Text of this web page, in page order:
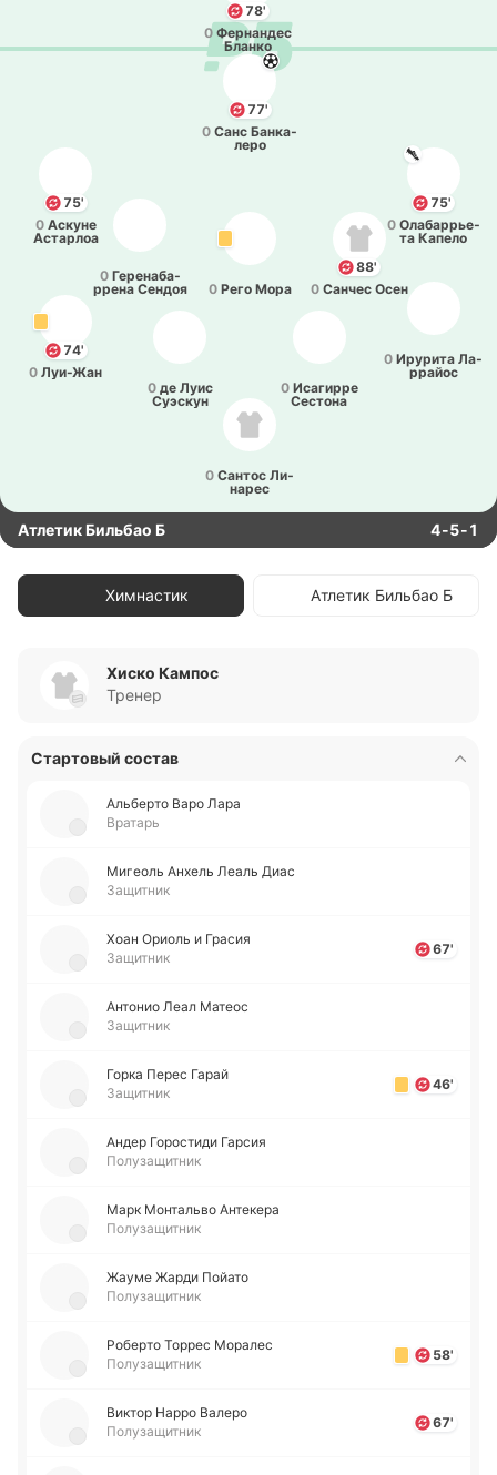
78'
0 Фе­рна­ндес
Бланко
0 Сантос Ли­
на­рес
0 Иру­ри­та Ла­
ррайос
74'
0 Луи­-Жан
0 де Луис
Суэ­скун
0 Иса­ги­рре
Се­сто­на
75'
0 Аскуне
Аста­рлоа
0 Ге­ре­на­ба­
рре­на Сендоя
75'
0 Ола­ба­ррье­
та Капело
0 Рего Мора
88'
0 Санчес Осен
77'
0 Санс Ба­нка­
ле­ро
Атлетик Бильбао Б 4-5-1
Химнастик Атлетик Бильбао Б
Хиско Кампос
Тренер
Стартовый состав
Альбе­рто Варо Лара
Вратарь
Ми­геоль Анхель Леаль Диас
Защитник
Хоан Ориоль и Грасия
Защитник
67'
Анто­нио Леал Матеос
Защитник
Горка Перес Гарай
Защитник
46'
Андер Го­ро­сти­ди Гарсия
Полузащитник
Марк Мо­нта­льво Анте­ке­ра
Полузащитник
Жауме Жарди Пойато
Полузащитник
Ро­бе­рто Торрес Мо­ра­лес
Полузащитник
58'
Виктор Нарро Валеро
Полузащитник
67'